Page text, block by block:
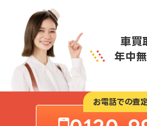
車買
年中
お電話での査